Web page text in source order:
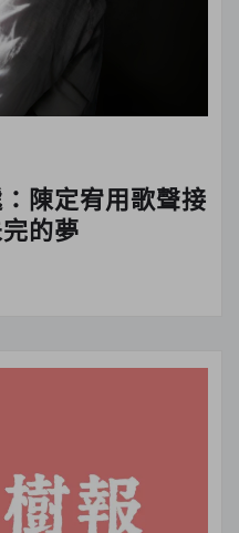
陳定宥用歌聲接
的夢